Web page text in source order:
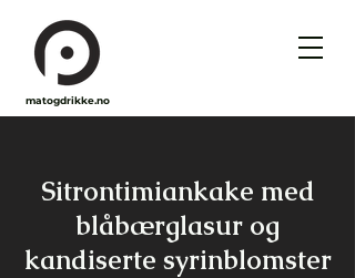
matogdrikke.no
Sitrontimiankake med
blåbærglasur og
kandiserte syrinblomster